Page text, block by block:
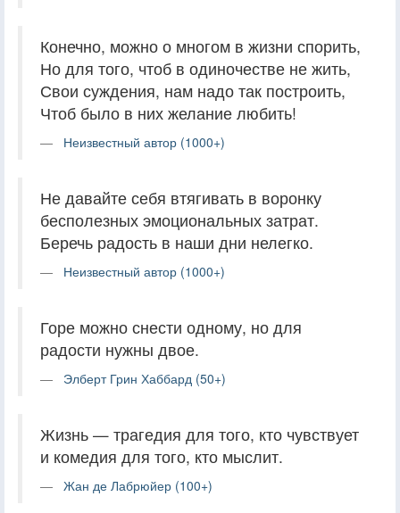
Конечно, можно о многом в жизни спорить,
Но для того, чтоб в одиночестве не жить,
Свои суждения, нам надо так построить,
Чтоб было в них желание любить!
Неизвестный автор (1000+)
Не давайте себя втягивать в воронку
бесполезных эмоциональных затрат.
Беречь радость в наши дни нелегко.
Неизвестный автор (1000+)
Горе можно снести одному, но для
радости нужны двое.
Элберт Грин Хаббард (50+)
Жизнь — трагедия для того, кто чувствует
и комедия для того, кто мыслит.
Жан де Лабрюйер (100+)